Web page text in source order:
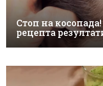
Стоп на
рецепта